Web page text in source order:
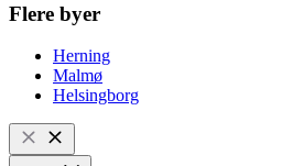
Flere byer
Herning
Malmø
Helsingborg